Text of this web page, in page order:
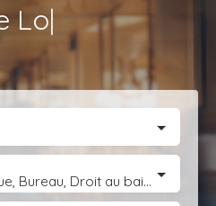
d’Activ|
Appartement, Boutique, Bureau, Droit au bail, Entrepôt, Fonds de commerce, Hôtel, hébergement, Immeuble, Immobilier Pro, Local commercial, Local professionnel, Local industriel, Magasin, boutique, Terrain Industriel, Terrain Constructible, Transmission d'entreprise